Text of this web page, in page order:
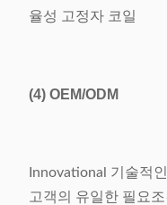
율성 고정자 코일
(4) OEM/ODM
Innovational 기술적
고객의 유일한 필요